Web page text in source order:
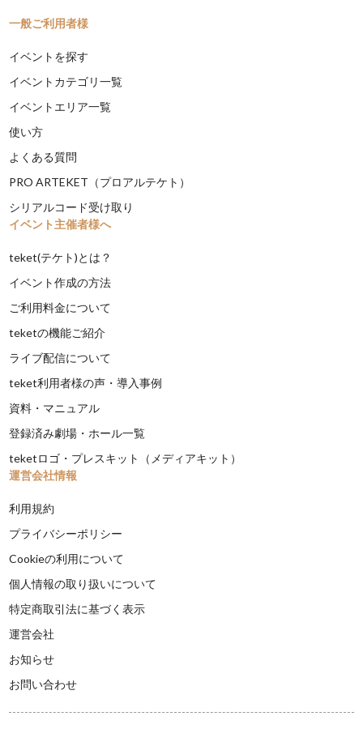
一般ご利用者様
イベントを探す
イベントカテゴリ一覧
イベントエリア一覧
使い方
よくある質問
PRO ARTEKET（プロアルテケト）
シリアルコード受け取り
イベント主催者様へ
teket(テケト)とは？
イベント作成の方法
ご利用料金について
teketの機能ご紹介
ライブ配信について
teket利用者様の声・導入事例
資料・マニュアル
登録済み劇場・ホール一覧
teketロゴ・プレスキット（メディアキット）
運営会社情報
利用規約
プライバシーポリシー
Cookieの利用について
個人情報の取り扱いについて
特定商取引法に基づく表示
運営会社
お知らせ
お問い合わせ